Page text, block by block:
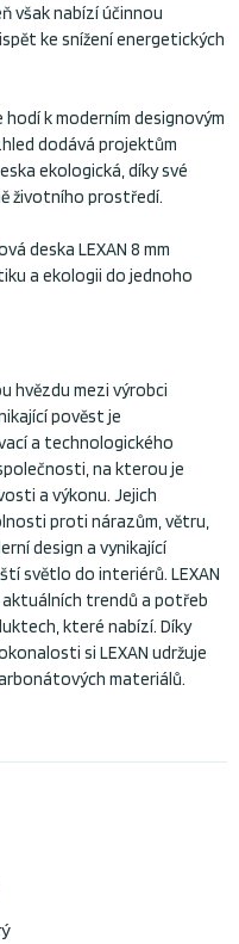
však nabízí účinnou
ke snížení energetických
k moderním designovým
dodává projektům
ekologická, díky své
životního prostředí.
deska LEXAN 8 mm
a ekologii do jednoho
hvězdu mezi výrobci
pověst je
a technologického
na kterou je
a výkonu. Jejich
proti nárazům, větru,
design a vynikající
světlo do interiérů. LEXAN
aktuálních trendů a potřeb
které nabízí. Díky
si LEXAN udržuje
materiálů.